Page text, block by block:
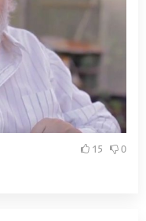
15 0